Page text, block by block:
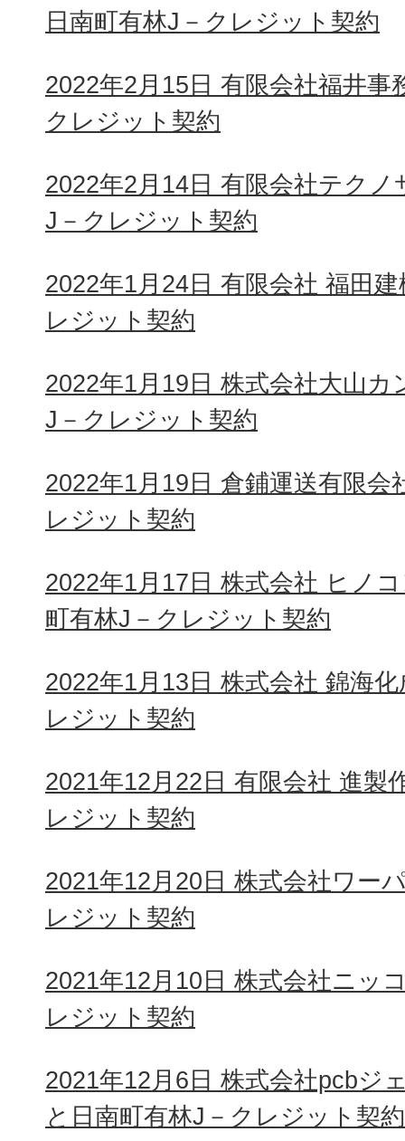
日南町有林J－クレジット契約
2022年2月15日 有限会社福井事
クレジット契約
2022年2月14日 有限会社テク
J－クレジット契約
2022年1月24日 有限会社 福田
レジット契約
2022年1月19日 株式会社大山
J－クレジット契約
2022年1月19日 倉鋪運送有限会
レジット契約
2022年1月17日 株式会社 ヒノ
町有林J－クレジット契約
2022年1月13日 株式会社 錦海
レジット契約
2021年12月22日 有限会社 進製
レジット契約
2021年12月20日 株式会社ワー
レジット契約
2021年12月10日 株式会社ニッ
レジット契約
2021年12月6日 株式会社pcbジ
と日南町有林J－クレジット契約